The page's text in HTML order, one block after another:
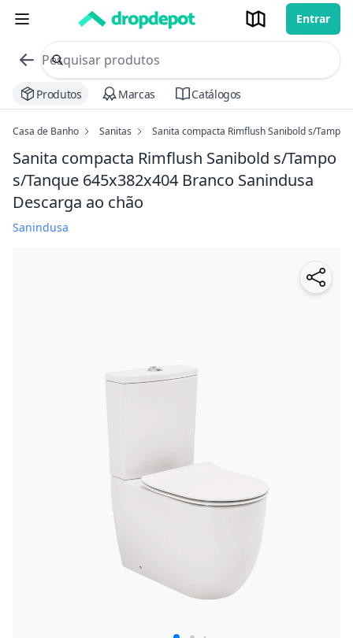
Entrar
commerce search no header
Procurar
Produtos Marcas Catálogos
Casa de Banho Sanitas Sanita compacta Rimflush Sanibold s/Tampo
Sanita compacta Rimflush Sanibold s/Tampo
s/Tanque 645x382x404 Branco Sanindusa
Descarga ao chão
Sanindusa